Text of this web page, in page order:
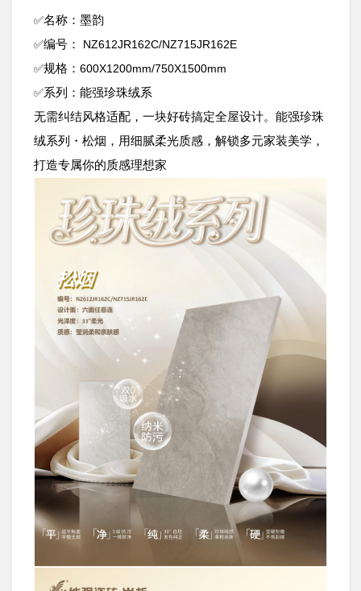
✅名称：墨韵
✅编号：
NZ612JR162C/NZ715JR162E
✅规格：600X1200mm/750X1500mm
✅系列：能强珍珠绒系
无需纠结风格适配，一块好砖搞定全屋设计。能强珍珠
绒系列・松烟，用细腻柔光质感，解锁多元家装美学，
打造专属你的质感理想家